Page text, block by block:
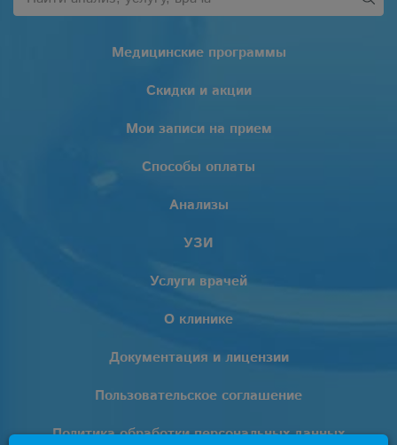
Медицинские программы
Скидки и акции
Мои записи на прием
Способы оплаты
Анализы
УЗИ
Услуги врачей
О клинике
Документация и лицензии
Пользовательское соглашение
Политика обработки персональных данных